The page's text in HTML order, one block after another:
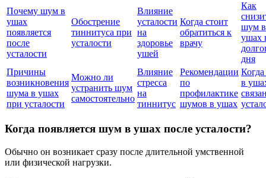
Почему шум в
ушах
появляется
после
усталости
Обострение
тиннитуса при
усталости
Влияние
усталости
на
здоровье
ушей
Когда стоит
обратиться к
врачу
Как
шум в
ушах
дня
Причины
возникновения
шума в ушах
при усталости
Можно ли
устранить шум
самостоятельно
Влияние
стресса
на
тиннитус
Рекомендации
по
профилактике
шумов в ушах
в
Когда появляется шум в ушах после усталости?
Обычно он возникает сразу после длительной умственной
или физической нагрузки.